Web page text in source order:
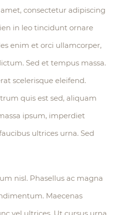
consectetur adipiscing
in leo tincidunt ornare
enim et orci ullamcorper,
Sed et tempus massa.
scelerisque eleifend.
quis est sed, aliquam
ipsum, imperdiet
ultrices urna. Sed
nisl. Phasellus ac magna
Maecenas